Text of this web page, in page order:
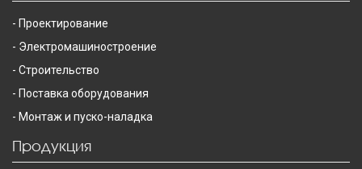
Проектирование
Электромашиностроение
Строительство
Поставка оборудования
Монтаж и пуско-наладка
Продукция